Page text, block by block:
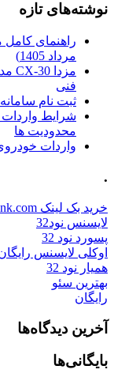
نوشته‌های تازه
مرداد 1405)
فنی
ثبت نام
شرایط واردات
محدودیت ها
واردات
.
خرید بک لینک behtarinbacklink.com
لایسنس نود32
پسورد نود 32
اوکلی لایسنس رایگان
همیار نود 32
بهترین سئو
رایگان
آخرین دیدگاه‌ها
بایگانی‌ها